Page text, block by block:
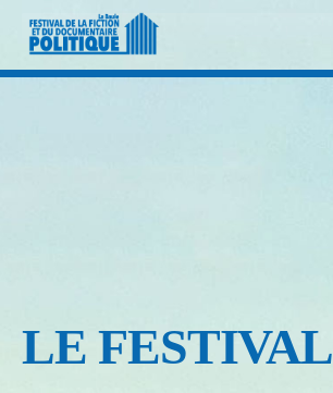
LE FESTIVAL